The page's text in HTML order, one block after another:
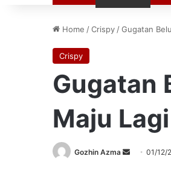
Home /Crispy /Gugatan
Crispy
Gugatan
Maju
Gozhin Azma
Send01/12/